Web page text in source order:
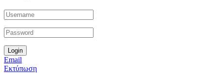
Email
Εκτύπωση